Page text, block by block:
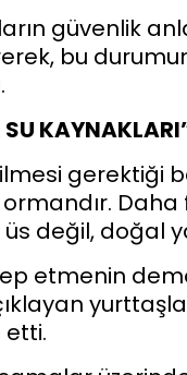
güvenlik
bu
SU
gerektiği
değil, doğal
etmenin
etti.